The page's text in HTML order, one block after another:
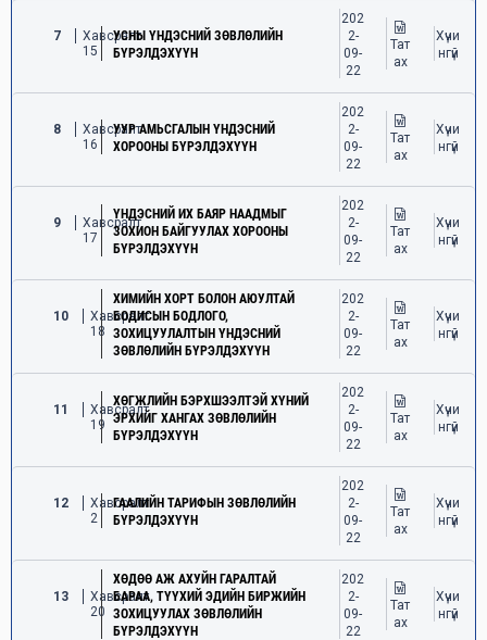
7
Хавсралт
15
УСНЫ ҮНДЭСНИЙ ЗӨВЛӨЛИЙН
БҮРЭЛДЭХҮҮН
202
2-
09-
22
Тат
ах
Хүчи
нгүй
8
Хавсралт
16
УУР АМЬСГАЛЫН ҮНДЭСНИЙ
ХОРООНЫ БҮРЭЛДЭХҮҮН
202
2-
09-
22
Тат
ах
Хүчи
нгүй
9
Хавсралт
17
ҮНДЭСНИЙ ИХ БАЯР НААДМЫГ
ЗОХИОН БАЙГУУЛАХ ХОРООНЫ
БҮРЭЛДЭХҮҮН
202
2-
09-
22
Тат
ах
Хүчи
нгүй
10
Хавсралт
18
ХИМИЙН ХОРТ БОЛОН АЮУЛТАЙ
БОДИСЫН БОДЛОГО,
ЗОХИЦУУЛАЛТЫН ҮНДЭСНИЙ
ЗӨВЛӨЛИЙН БҮРЭЛДЭХҮҮН
202
2-
09-
22
Тат
ах
Хүчи
нгүй
11
Хавсралт
19
ХӨГЖЛИЙН БЭРХШЭЭЛТЭЙ ХҮНИЙ
ЭРХИЙГ ХАНГАХ ЗӨВЛӨЛИЙН
БҮРЭЛДЭХҮҮН
202
2-
09-
22
Тат
ах
Хүчи
нгүй
12
Хавсралт
2
ГААЛИЙН ТАРИФЫН ЗӨВЛӨЛИЙН
БҮРЭЛДЭХҮҮН
202
2-
09-
22
Тат
ах
Хүчи
нгүй
13
Хавсралт
20
ХӨДӨӨ АЖ АХУЙН ГАРАЛТАЙ
БАРАА, ТҮҮХИЙ ЭДИЙН БИРЖИЙН
ЗОХИЦУУЛАХ ЗӨВЛӨЛИЙН
БҮРЭЛДЭХҮҮН
202
2-
09-
22
Тат
ах
Хүчи
нгүй